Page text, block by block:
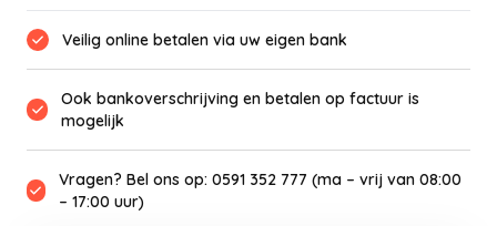
Veilig online betalen via uw eigen bank
Ook bankoverschrijving en betalen op factuur is
mogelijk
Vragen? Bel ons op: 0591 352 777 (ma – vrij van 08:00
– 17:00 uur)